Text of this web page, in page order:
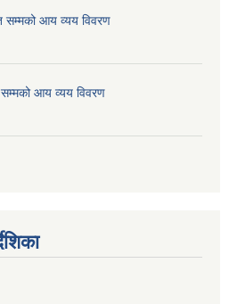
आय व्यय विवरण
आय व्यय विवरण